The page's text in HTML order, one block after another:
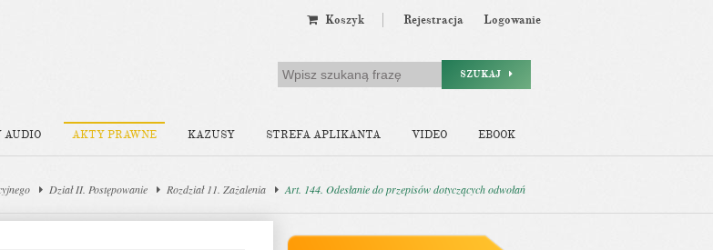
Koszyk Rejestracja Logowanie
SZUKAJ
AUDIO AKTY PRAWNE KAZUSY STREFA APLIKANTA VIDEO EBOOK
Dział II. Postępowanie Rozdział 11. Zażalenia Art. 144. Odesłanie do przepisów dotyczących odwołań